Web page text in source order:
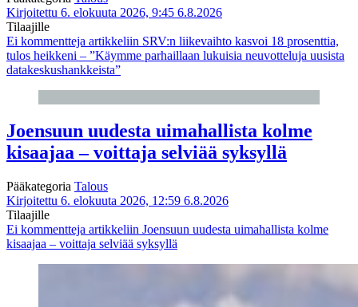
Kirjoitettu 6. elokuuta 2026, 9:45 6.8.2026
Tilaajille
Ei kommentteja artikkeliin SRV:n liikevaihto kasvoi 18 prosenttia,
tulos heikkeni – ”Käymme parhaillaan lukuisia neuvotteluja uusista
datakeskushankkeista”
Joensuun uudesta uimahallista kolme
kisaajaa – voittaja selviää syksyllä
Pääkategoria Talous
Kirjoitettu 6. elokuuta 2026, 12:59 6.8.2026
Tilaajille
Ei kommentteja artikkeliin Joensuun uudesta uimahallista kolme
kisaajaa – voittaja selviää syksyllä